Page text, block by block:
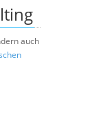
auch